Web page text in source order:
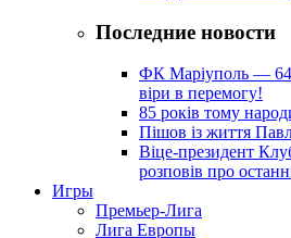
Последние новости
ФК Маріуполь — 64
віри в перемогу!
85 років тому
Пішов із життя
Віце-президент
розповів про
Игры
Премьер-Лига
Лига Европы